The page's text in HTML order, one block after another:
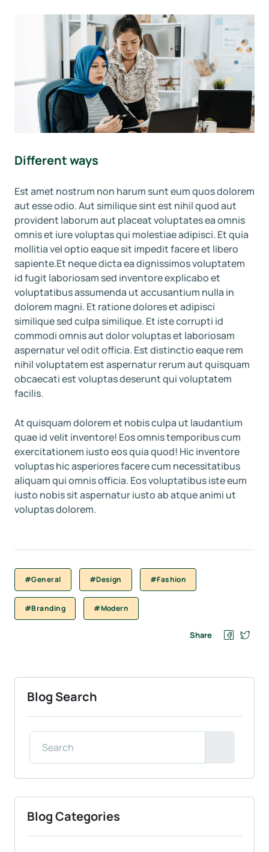
Different ways
Est amet nostrum non harum sunt eum quos dolorem
aut esse odio. Aut similique sint est nihil quod aut
provident laborum aut placeat voluptates ea omnis
omnis et iure voluptas qui molestiae adipisci. Et quia
mollitia vel optio eaque sit impedit facere et libero
sapiente.Et neque dicta ea dignissimos voluptatem
id fugit laboriosam sed inventore explicabo et
voluptatibus assumenda ut accusantium nulla in
dolorem magni. Et ratione dolores et adipisci
similique sed culpa similique. Et iste corrupti id
commodi omnis aut dolor voluptas et laboriosam
aspernatur vel odit officia. Est distinctio eaque rem
nihil voluptatem est aspernatur rerum aut quisquam
obcaecati est voluptas deserunt qui voluptatem
facilis.
At quisquam dolorem et nobis culpa ut laudantium
quae id velit inventore! Eos omnis temporibus cum
exercitationem iusto eos quia quod! Hic inventore
voluptas hic asperiores facere cum necessitatibus
aliquam qui omnis officia. Eos voluptatibus iste eum
iusto nobis sit aspernatur iusto ab atque animi ut
voluptas dolorem.
#General #Design #Fashion
#Branding #Modern
Share
Blog Search
Blog Categories